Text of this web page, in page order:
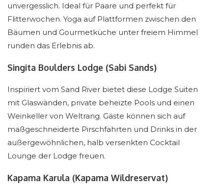
unvergesslich. Ideal für Paare und perfekt für
Flitterwochen. Yoga auf Plattformen zwischen den
Bäumen und Gourmetküche unter freiem Himmel
runden das Erlebnis ab.
Singita Boulders Lodge (Sabi Sands)
Inspiriert vom Sand River bietet diese Lodge Suiten
mit Glaswänden, private beheizte Pools und einen
Weinkeller von Weltrang. Gäste können sich auf
maßgeschneiderte Pirschfahrten und Drinks in der
außergewöhnlichen, halb versenkten Cocktail
Lounge der Lodge freuen.
Kapama Karula (Kapama Wildreservat)